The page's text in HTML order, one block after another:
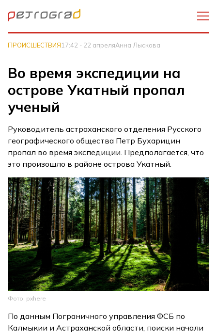
ПРОИСШЕСТВИЯ17:42 - 22 апреляАнна Лыскова
Во время экспедиции на
острове Укатный пропал
ученый
Руководитель астраханского отделения Русского
географического общества Петр Бухарицин
пропал во время экспедиции. Предполагается, что
это произошло в районе острова Укатный.
Фото: pxhere
По данным Пограничного управления ФСБ по
Калмыкии и Астраханской области, поиски начали